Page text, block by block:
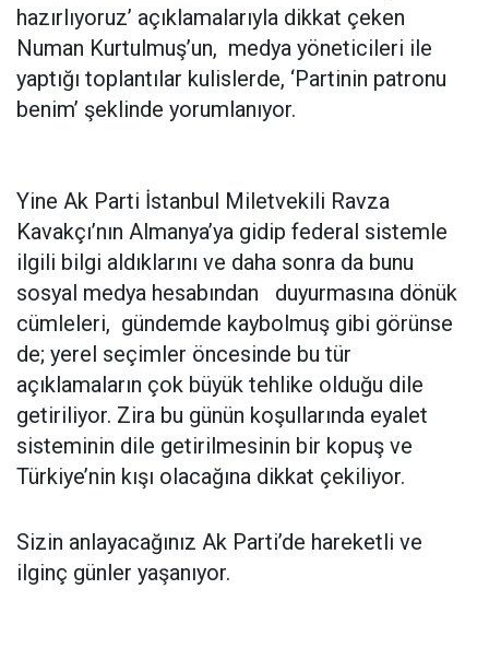
hazırlıyoruz’ açıklamalarıyla dikkat çeken
Numan Kurtulmuş’un, medya yöneticileri ile
yaptığı toplantılar kulislerde, ‘Partinin patronu
benim’ şeklinde yorumlanıyor.
Yine Ak Parti İstanbul Miletvekili Ravza
Kavakçı’nın Almanya’ya gidip federal sistemle
ilgili bilgi aldıklarını ve daha sonra da bunu
sosyal medya hesabından duyurmasına dönük
cümleleri, gündemde kaybolmuş gibi görünse
de; yerel seçimler öncesinde bu tür
açıklamaların çok büyük tehlike olduğu dile
getiriliyor. Zira bu günün koşullarında eyalet
sisteminin dile getirilmesinin bir kopuş ve
Türkiye’nin kışı olacağına dikkat çekiliyor.
Sizin anlayacağınız Ak Parti’de hareketli ve
ilginç günler yaşanıyor.